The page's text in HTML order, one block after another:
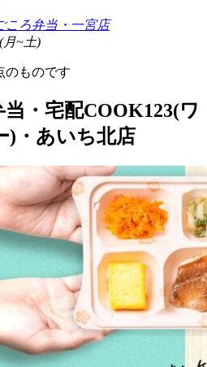
ころ弁当・一宮店
月~土)
のものです
・宅配COOK123(ワ
)・あいち北店